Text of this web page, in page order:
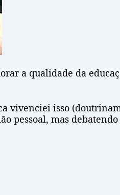
a qualidade da
vivenciei isso
pessoal, mas debatendo